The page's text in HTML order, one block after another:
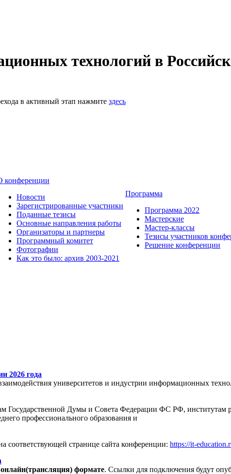
технологий в
в активный этап нажмите здесь
конференции
Новости
Зарегистрированные участники
Поданные тезисы
Основные направления работы
Организаторы и партнеры
Программный комитет
Фотографии
Как это было: архив 2003-2021
Программа
Программа 2022
Мастерские
Мастер-классы
Тезисы участников
Решение конференции
2026 года
университетов и индустрии информационных
Государственной Думы и Совета Федерации ФС РФ, институтам
профессионального образования и
странице сайта конференции: https://it-
формате. Ссылки для подключения будут